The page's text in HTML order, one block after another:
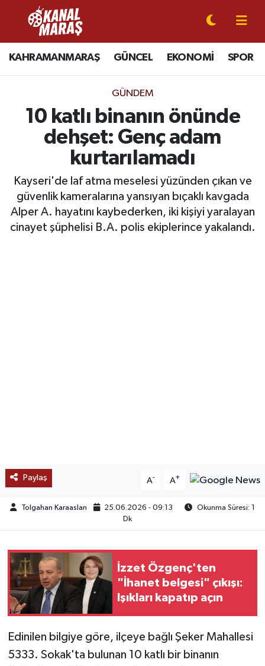
KAHRAMANMARAŞ GÜNCEL EKONOMİ SPOR
GÜNDEM
10 katlı binanın önünde
dehşet: Genç adam
kurtarılamadı
Kayseri'de laf atma meselesi yüzünden çıkan ve
güvenlik kameralarına yansıyan bıçaklı kavgada
Alper A. hayatını kaybederken, iki kişiyi yaralayan
cinayet şüphelisi B.A. polis ekiplerince yakalandı.
Paylaş A- A+
Tolgahan Karaaslan 25.06.2026 - 09:13
Okunma Süresi: 1
Dk
İzzet Özgenç'ten
"İhanet belgesi" çıkışı:
Işıkları kapatıp açın
Edinilen bilgiye göre, ilçeye bağlı Şeker Mahallesi
5333. Sokak'ta bulunan 10 katlı bir binanın
CANLI YAYIN
KAHRAMANMARAŞ
SPOR
SİYASET
EKONOMİ
GÜNDEM
TREND
OTOMOTİV
TEKNOLOJİ
YAŞAM
Kahramanmaraş Nöbetçi Eczaneler
Kahramanmaraş Hava Durumu
Kahramanmaraş Namaz Vakitleri
Kahramanmaraş Trafik Yoğunluk Haritası
Süper Lig Puan Durumu ve Fikstür
Tüm Manşetler
Son Dakika Haberleri